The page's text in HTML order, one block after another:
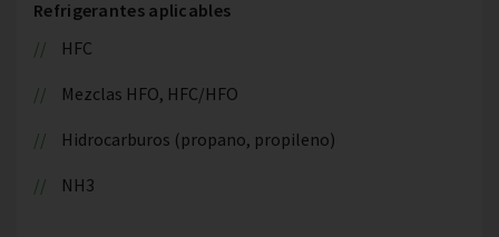
Refrigerantes aplicables
HFC
Mezclas HFO, HFC/HFO
Hidrocarburos (propano, propileno)
NH3